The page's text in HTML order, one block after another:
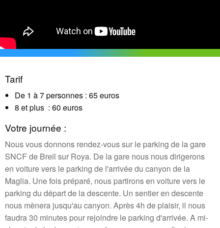
Tarif
De 1 à 7 personnes : 65 euros
8 et plus : 60 euros
Votre journée :
Nous vous donnons rendez-vous sur le parking de la gare
SNCF de Breil sur Roya. De la gare nous nous dirigerons
en voiture vers le parking de l'arrivée du canyon de la
Maglia. Une fois préparé, nous partirons en voiture vers le
parking du départ de la descente. Un sentier en descente
nous mènera jusqu'au canyon. Après 4h de plaisir, il nous
faudra 30 minutes pour rejoindre le parking d'arrivée. A mi-